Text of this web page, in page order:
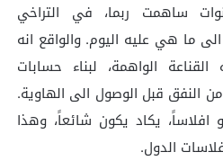
ساهمت ربما، في التراخي
ما هي عليه اليوم. والواقع انه
الواهمة، لبناء حسابات
النفق قبل الوصول الى الهاوية.
افلاساً، يكاد يكون شائعاً، وهذا
الدول.